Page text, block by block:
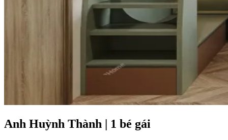
Anh Huỳnh Thành | 1 bé gái